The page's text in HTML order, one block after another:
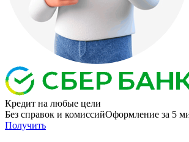
Кредит на любые цели
Без справок и комиссийОформление за 5
Получить